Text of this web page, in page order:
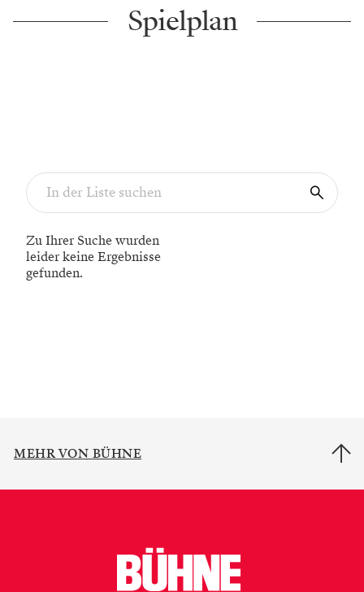
Spielplan
Zu Ihrer Suche wurden
leider keine Ergebnisse
gefunden.
MEHR VON BÜHNE